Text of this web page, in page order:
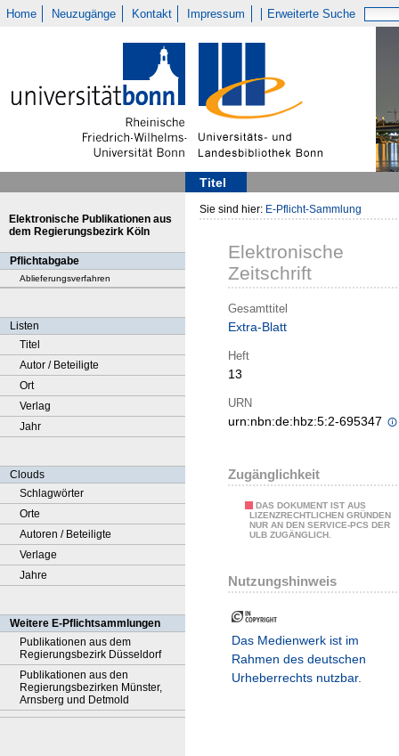
Home Neuzugänge Kontakt Impressum Erweiterte Suche
Titel
Elektronische Publikationen aus
dem Regierungsbezirk Köln
Pflichtabgabe
Ablieferungsverfahren
Listen
Titel
Autor / Beteiligte
Ort
Verlag
Jahr
Clouds
Schlagwörter
Orte
Autoren / Beteiligte
Verlage
Jahre
Weitere E-Pflichtsammlungen
Publikationen aus dem
Regierungsbezirk Düsseldorf
Publikationen aus den
Regierungsbezirken Münster,
Arnsberg und Detmold
Sie sind hier: E-Pflicht-Sammlung
Elektronische
Zeitschrift
Gesamttitel
Extra-Blatt
Heft
13
URN
urn:nbn:de:hbz:5:2-695347
Zugänglichkeit
DAS DOKUMENT IST AUS
LIZENZRECHTLICHEN GRÜNDEN
NUR AN DEN SERVICE-PCS DER
ULB ZUGÄNGLICH.
Nutzungshinweis
Das Medienwerk ist im
Rahmen des deutschen
Urheberrechts nutzbar.